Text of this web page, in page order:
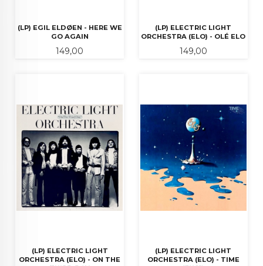
(LP) EGIL ELDØEN - HERE WE
GO AGAIN
Pris
149,00
(LP) ELECTRIC LIGHT
ORCHESTRA (ELO) - OLÉ ELO
Pris
149,00
(LP) ELECTRIC LIGHT
ORCHESTRA (ELO) - ON THE
(LP) ELECTRIC LIGHT
ORCHESTRA (ELO) - TIME